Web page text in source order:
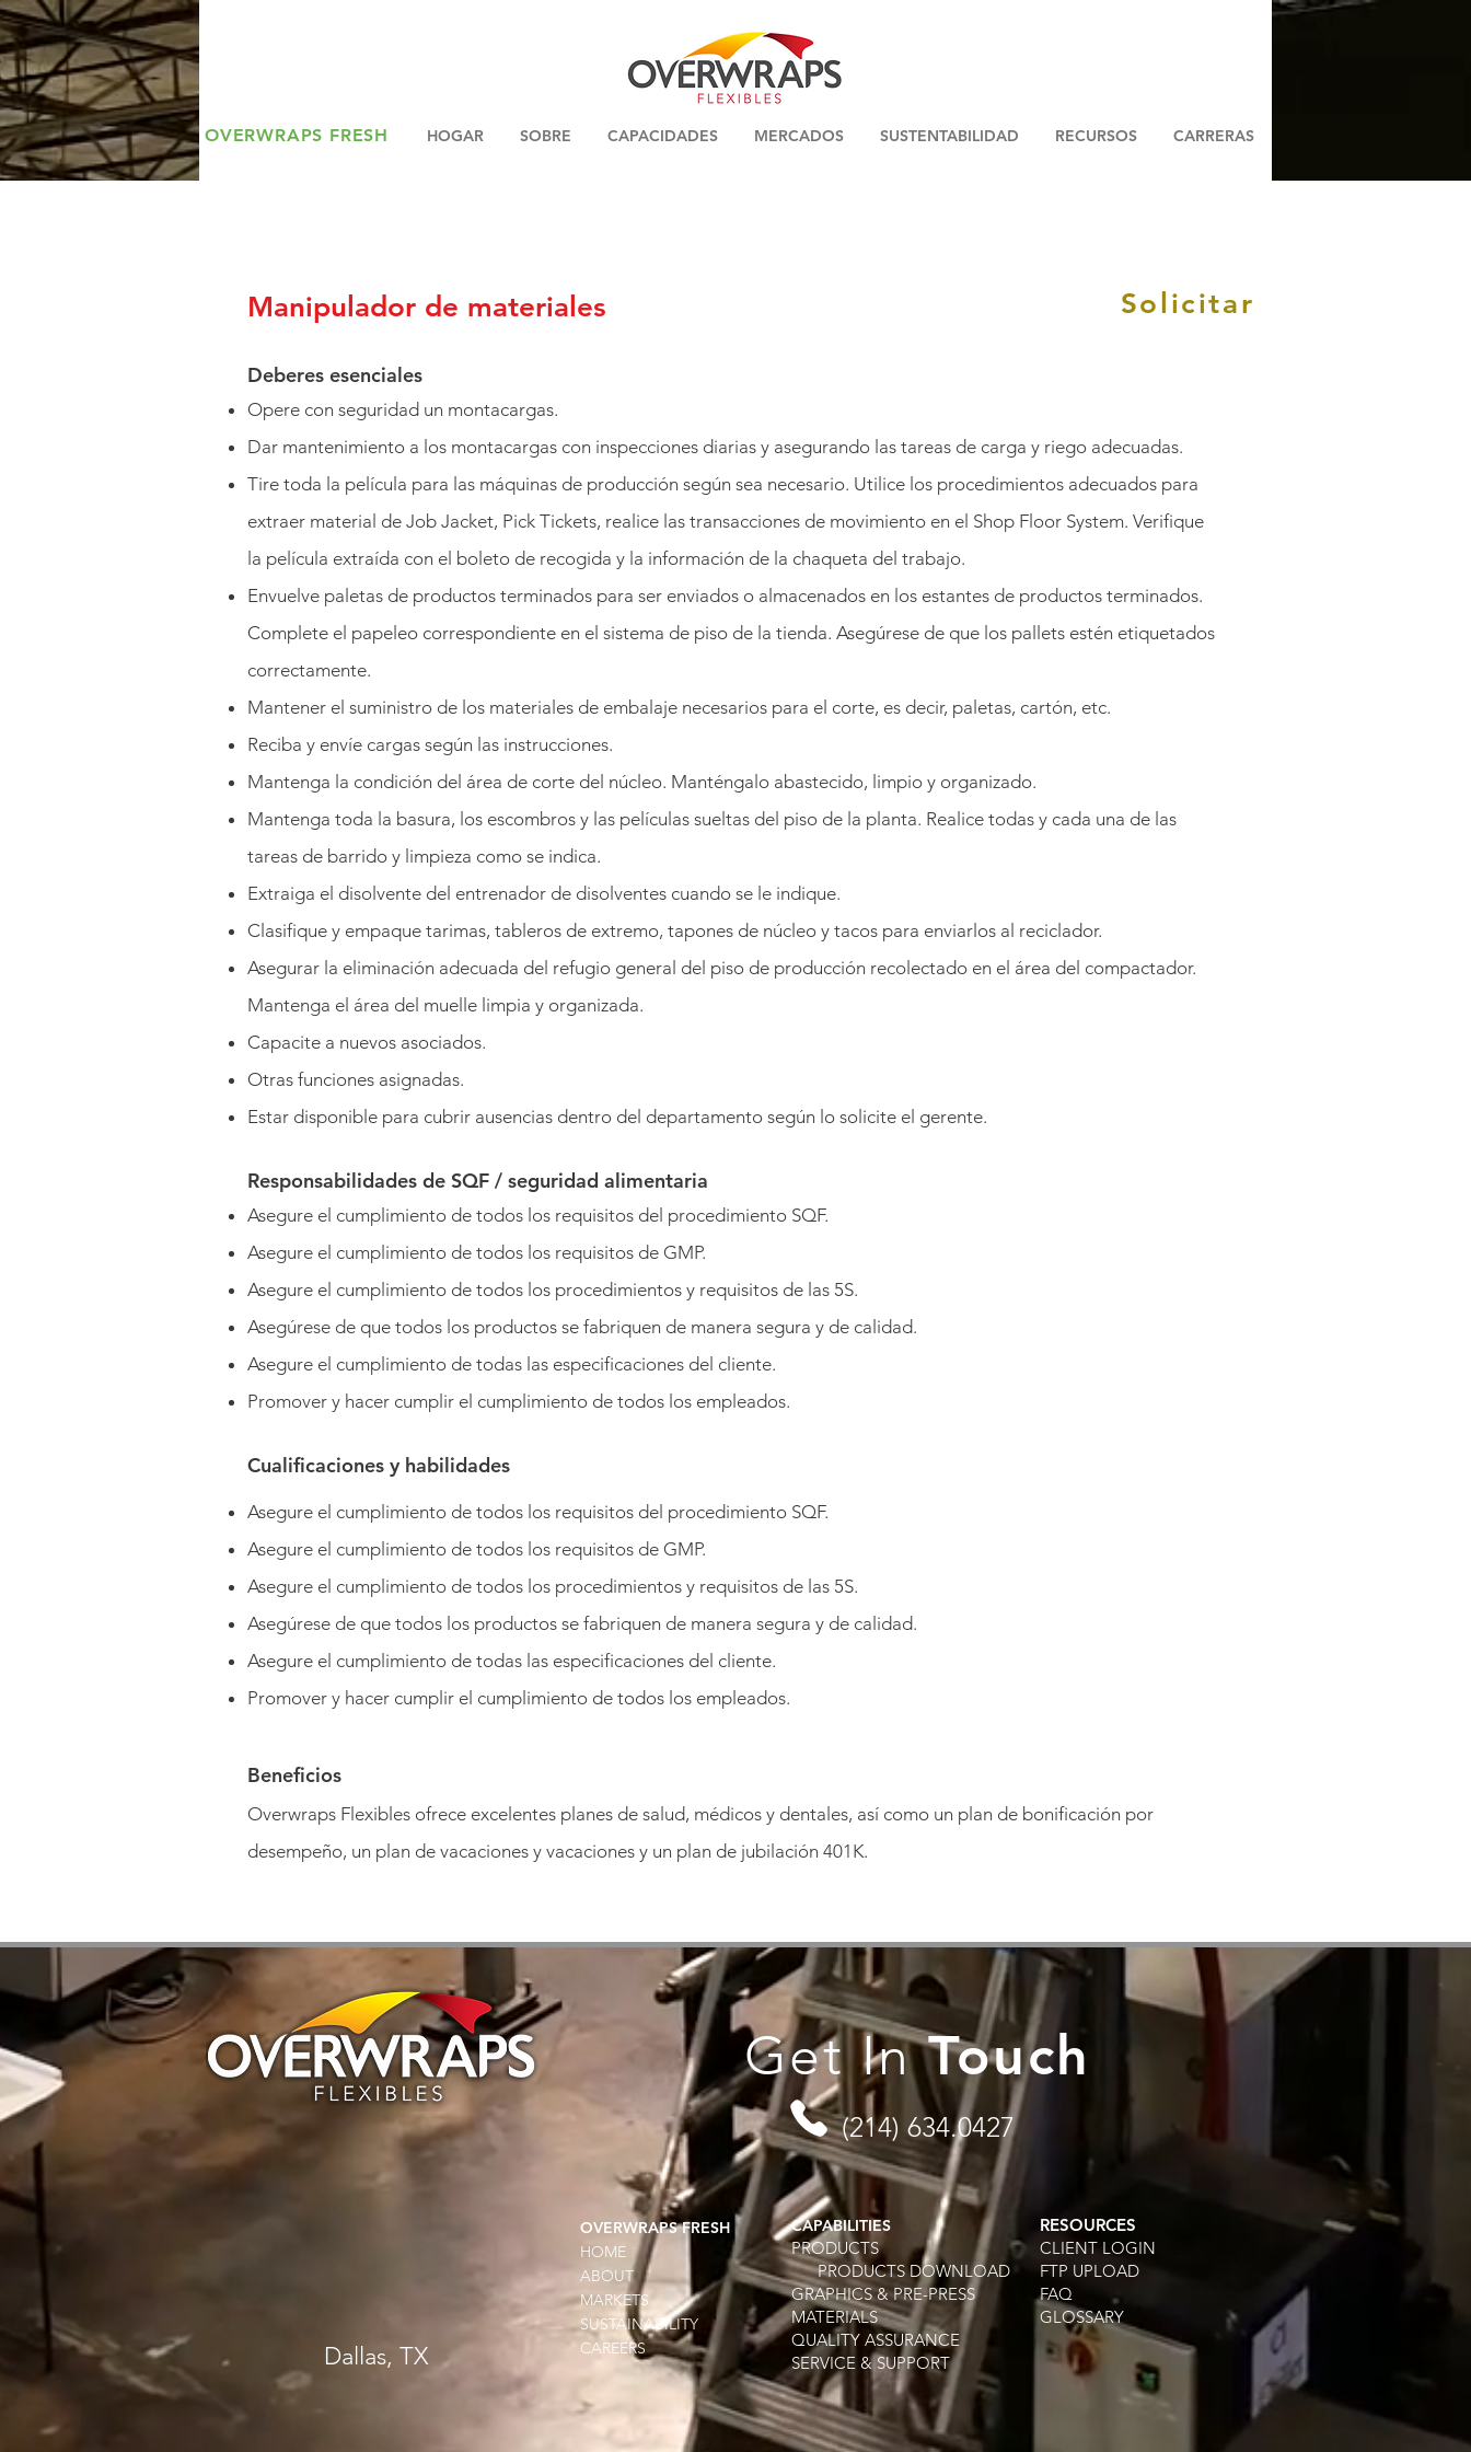
OVERWRAPS FRESH HOGAR SOBRE CAPACIDADES MERCADOS SUSTENTABILIDAD RECURSOS CARRERAS
Manipulador de materiales
Deberes esenciales
Opere con seguridad un montacargas.
Dar mantenimiento a los montacargas con inspecciones diarias y asegurando las tareas de carga y riego adecuadas.
Tire toda la película para las máquinas de producción según sea necesario. Utilice los procedimientos adecuados para
extraer material de Job Jacket, Pick Tickets, realice las transacciones de movimiento en el Shop Floor System. Verifique
la película extraída con el boleto de recogida y la información de la chaqueta del trabajo.
Envuelve paletas de productos terminados para ser enviados o almacenados en los estantes de productos terminados.
Complete el papeleo correspondiente en el sistema de piso de la tienda. Asegúrese de que los pallets estén etiquetados
correctamente.
Mantener el suministro de los materiales de embalaje necesarios para el corte, es decir, paletas, cartón, etc.
Reciba y envíe cargas según las instrucciones.
Mantenga la condición del área de corte del núcleo. Manténgalo abastecido, limpio y organizado.
Mantenga toda la basura, los escombros y las películas sueltas del piso de la planta. Realice todas y cada una de las
tareas de barrido y limpieza como se indica.
Extraiga el disolvente del entrenador de disolventes cuando se le indique.
Clasifique y empaque tarimas, tableros de extremo, tapones de núcleo y tacos para enviarlos al reciclador.
Asegurar la eliminación adecuada del refugio general del piso de producción recolectado en el área del compactador.
Mantenga el área del muelle limpia y organizada.
Capacite a nuevos asociados.
Otras funciones asignadas.
Estar disponible para cubrir ausencias dentro del departamento según lo solicite el gerente.
Responsabilidades de SQF / seguridad alimentaria
Asegure el cumplimiento de todos los requisitos del procedimiento SQF.
Asegure el cumplimiento de todos los requisitos de GMP.
Asegure el cumplimiento de todos los procedimientos y requisitos de las 5S.
Asegúrese de que todos los productos se fabriquen de manera segura y de calidad.
Asegure el cumplimiento de todas las especificaciones del cliente.
Promover y hacer cumplir el cumplimiento de todos los empleados.
Cualificaciones y habilidades
Asegure el cumplimiento de todos los requisitos del procedimiento SQF.
Asegure el cumplimiento de todos los requisitos de GMP.
Asegure el cumplimiento de todos los procedimientos y requisitos de las 5S.
Asegúrese de que todos los productos se fabriquen de manera segura y de calidad.
Asegure el cumplimiento de todas las especificaciones del cliente.
Promover y hacer cumplir el cumplimiento de todos los empleados.
Beneficios
Overwraps Flexibles ofrece excelentes planes de salud, médicos y dentales, así como un plan de bonificación por
desempeño, un plan de vacaciones y vacaciones y un plan de jubilación 401K.
Solicitar
Dallas, TX
Get InTouch
(214) 634.0427
OVERWRAPS FRESH
HOME
ABOUT
MARKETS
SUSTAINABILITY
CAREERS
CAPABILITIES
PRODUCTS
PRODUCTS DOWNLOAD
GRAPHICS & PRE-PRESS
MATERIALS
QUALITY ASSURANCE
SERVICE & SUPPORT
RESOURCES
CLIENT LOGIN
FTP UPLOAD
FAQ
GLOSSARY